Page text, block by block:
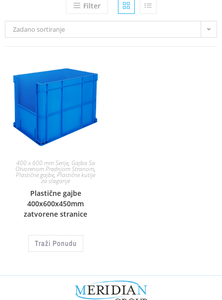
Filter
Zadano sortiranje
400 x 600 mm Serije, Gajba Sa
Otvorenom Prednjom Stranom,
Plastične gajbe, Plastične kutije
za slaganje
Plastične gajbe
400x600x450mm
zatvorene stranice
Traži Ponudu